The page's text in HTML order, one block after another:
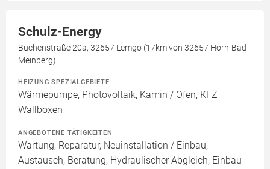
Schulz-Energy
Buchenstraße 20a, 32657 Lemgo (17km von 32657 Horn-Bad
Meinberg)
HEIZUNG SPEZIALGEBIETE
Wärmepumpe, Photovoltaik, Kamin / Ofen, KFZ
Wallboxen
ANGEBOTENE TÄTIGKEITEN
Wartung, Reparatur, Neuinstallation / Einbau,
Austausch, Beratung, Hydraulischer Abgleich, Einbau